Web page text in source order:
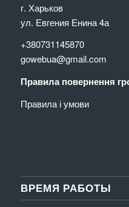
г. Харьков
ул. Евгения Енина 4а
+380731145870
gowebua@gmail.com
Правила повернення
Правила і умови
ВРЕМЯ РАБОТЫ